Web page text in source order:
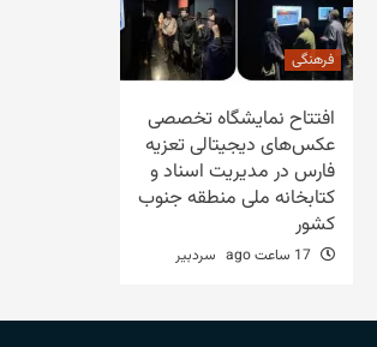
فرهنگی
افتتاح نمایشگاه تخصصی
عکس‌های دیجیتالی تعزیه
فارس در مدیریت اسناد و
کتابخانه ملی منطقه جنوب
کشور
سردبیر